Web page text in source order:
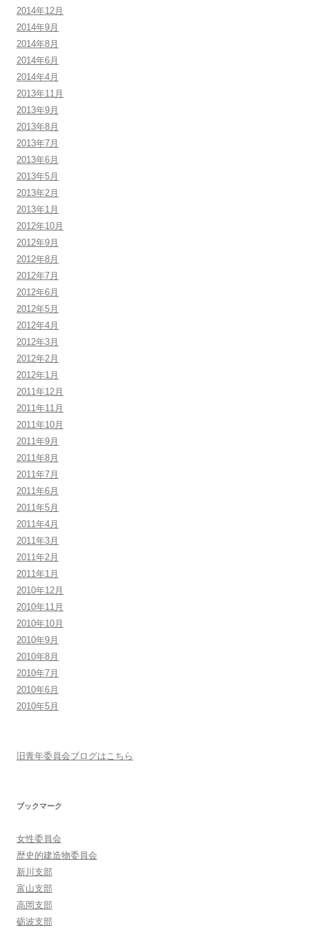
2014年12月
2014年9月
2014年8月
2014年6月
2014年4月
2013年11月
2013年9月
2013年8月
2013年7月
2013年6月
2013年5月
2013年2月
2013年1月
2012年10月
2012年9月
2012年8月
2012年7月
2012年6月
2012年5月
2012年4月
2012年3月
2012年2月
2012年1月
2011年12月
2011年11月
2011年10月
2011年9月
2011年8月
2011年7月
2011年6月
2011年5月
2011年4月
2011年3月
2011年2月
2011年1月
2010年12月
2010年11月
2010年10月
2010年9月
2010年8月
2010年7月
2010年6月
2010年5月
旧青年委員会ブログはこちら
ブックマーク
女性委員会
歴史的建造物委員会
新川支部
富山支部
高岡支部
砺波支部